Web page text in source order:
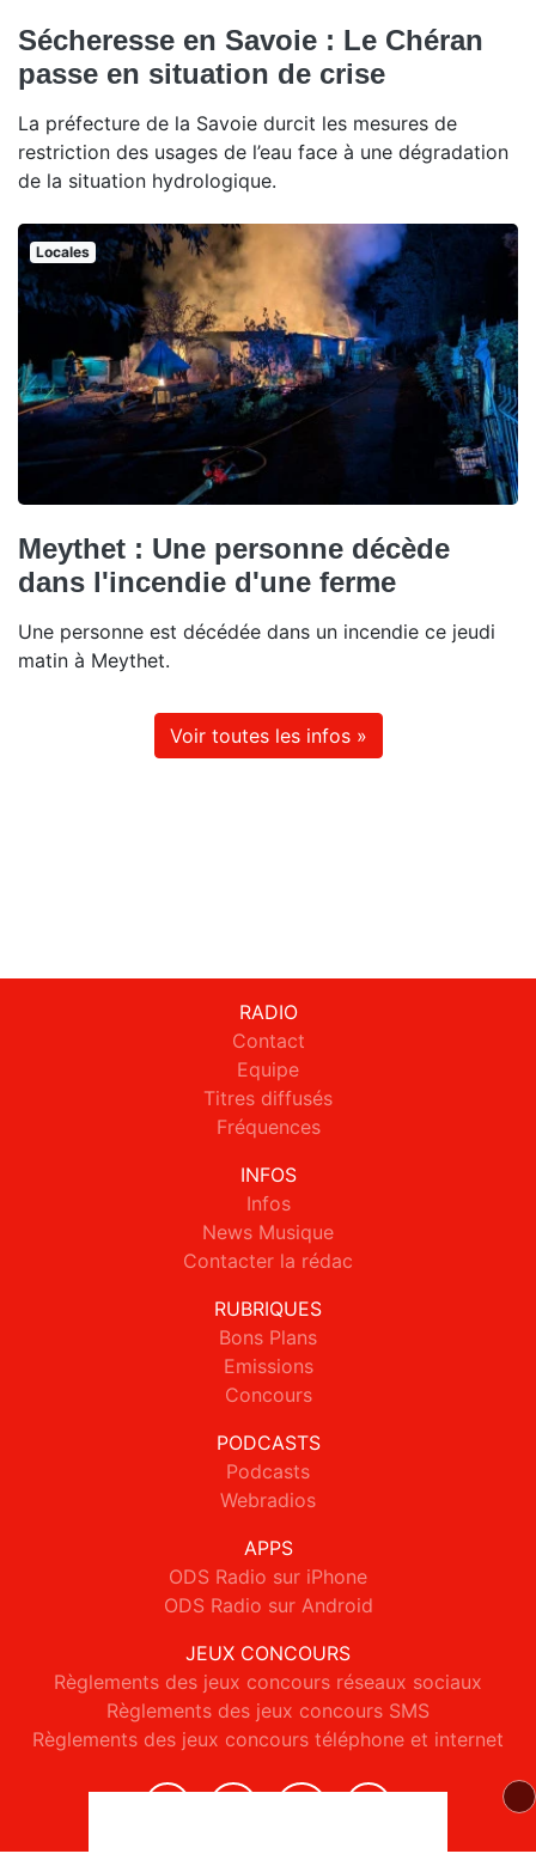
Sécheresse en Savoie : Le Chéran
passe en situation de crise
La préfecture de la Savoie durcit les mesures de
restriction des usages de l’eau face à une dégradation
de la situation hydrologique.
Locales
Meythet : Une personne décède
dans l'incendie d'une ferme
Une personne est décédée dans un incendie ce jeudi
matin à Meythet.
Voir toutes les infos »
RADIO
Contact
Equipe
Titres diffusés
Fréquences
INFOS
Infos
News Musique
Contacter la rédac
RUBRIQUES
Bons Plans
Emissions
Concours
PODCASTS
Podcasts
Webradios
APPS
ODS Radio sur iPhone
ODS Radio sur Android
JEUX CONCOURS
Règlements des jeux concours réseaux sociaux
Règlements des jeux concours SMS
Règlements des jeux concours téléphone et internet